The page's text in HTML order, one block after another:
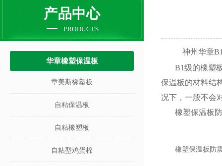
产品中心
PRODUCTS
华章橡塑保温板
章美斯橡塑板
自粘保温板
自粘橡塑板
自粘型鸡蛋棉
神州华章
B1级的橡塑
保温板的材料结
况下，一般不会
橡塑保温板
橡塑保温板防